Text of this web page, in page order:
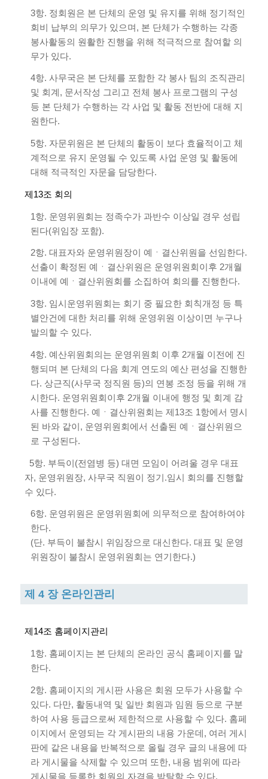
3항. 정회원은 본 단체의 운영 및 유지를 위해 정기적인
회비 납부의 의무가 있으며, 본 단체가 수행하는 각종
봉사활동의 원활한 진행을 위해 적극적으로 참여할 의
무가 있다.
4항. 사무국은 본 단체를 포함한 각 봉사 팀의 조직관리
및 회계, 문서작성 그리고 전체 봉사 프로그램의 구성
등 본 단체가 수행하는 각 사업 및 활동 전반에 대해 지
원한다.
5항. 자문위원은 본 단체의 활동이 보다 효율적이고 체
계적으로 유지 운영될 수 있도록 사업 운영 및 활동에
대해 적극적인 자문을 담당한다.
제13조 회의
1항. 운영위원회는 정족수가 과반수 이상일 경우 성립
된다(위임장 포함).
2항. 대표자와 운영위원장이 예ㆍ결산위원을 선임한다.
선출이 확정된 예ㆍ결산위원은 운영위원회이후 2개월
이내에 예ㆍ결산위원회를 소집하여 회의를 진행한다.
3항. 임시운영위원회는 회기 중 필요한 회칙개정 등 특
별안건에 대한 처리를 위해 운영위원 이상이면 누구나
발의할 수 있다.
4항. 예산위원회의는 운영위원회 이후 2개월 이전에 진
행되며 본 단체의 다음 회계 연도의 예산 편성을 진행한
다. 상근직(사무국 정직원 등)의 연봉 조정 등을 위해 개
시한다. 운영위원회이후 2개월 이내에 행정 및 회계 감
사를 진행한다. 예ㆍ결산위원회는 제13조 1항에서 명시
된 바와 같이, 운영위원회에서 선출된 예ㆍ결산위원으
로 구성된다.
5항. 부득이(전염병 등) 대면 모임이 어려울 경우 대표
자, 운영위원장, 사무국 직원이 정기.임시 회의를 진행할
수 있다.
6항. 운영위원은 운영위원회에 의무적으로 참여하여야
한다.
(단. 부득이 불참시 위임장으로 대신한다. 대표 및 운영
위원장이 불참시 운영위원회는 연기한다.)
제 4 장 온라인관리
제14조 홈페이지관리
1항. 홈페이지는 본 단체의 온라인 공식 홈페이지를 말
한다.
2항. 홈페이지의 게시판 사용은 회원 모두가 사용할 수
있다. 다만, 활동내역 및 일반 회원과 임원 등으로 구분
하여 사용 등급으로써 제한적으로 사용할 수 있다. 홈페
이지에서 운영되는 각 게시판의 내용 가운데, 여러 게시
판에 같은 내용을 반복적으로 올릴 경우 글의 내용에 따
라 게시물을 삭제할 수 있으며 또한, 내용 범위에 따라
게시물을 등록한 회원의 자격을 박탈할 수 있다.